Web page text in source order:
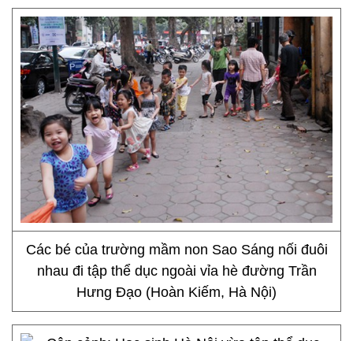
Các bé của trường mầm non Sao Sáng nối đuôi
nhau đi tập thể dục ngoài vỉa hè đường Trần
Hưng Đạo (Hoàn Kiếm, Hà Nội)